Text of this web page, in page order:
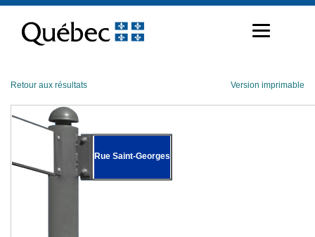
contenu
Retour aux résultats Version imprimable
Rue Saint-Georges